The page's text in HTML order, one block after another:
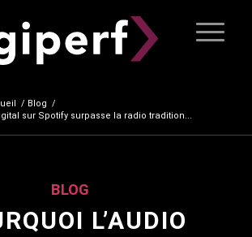
/ Blog /
sur Spotify surpasse la radio tradition...
BLOG
L’AUDIO